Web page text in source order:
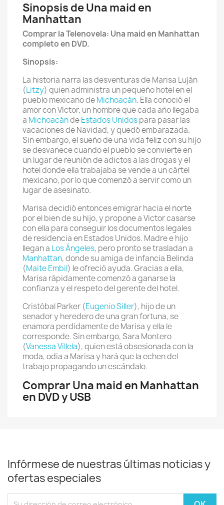
Sinopsis de Una maid en
Manhattan
Comprar la Telenovela: Una maid en Manhattan
completo en DVD.
Sinopsis:
La historia narra las desventuras de Marisa Luján
(Litzy) quien administra un pequeño hotel en el
pueblo mexicano deMichoacán. Ella conoció el
amor con Víctor, un hombre que cada año llegaba
a MichoacándeEstados Unidospara pasar las
vacaciones de Navidad, y quedó embarazada.
Sin embargo, el sueño de una vida feliz con su hijo
se desvanece cuando el pueblo se convierte en
un lugar de reunión de adictos a las drogas y el
hotel donde ella trabajaba se vende a un cártel
mexicano, por lo que comenzó a servir como un
lugar de asesinato.
Marisa decidió entonces emigrar hacia el norte
por el bien de su hijo, y propone a Victor casarse
con ella para conseguir los documentos legales
de residencia en Estados Unidos. Madre e hijo
llegan a Los Ángeles, pero pronto se trasladan a
Manhattan, donde su amiga de infancia Belinda
(Maite Embil) le ofreció ayuda. Gracias a ella,
Marisa rápidamente comenzó a ganarse la
confianza y el respeto del gerente del hotel.
Cristóbal Parker (Eugenio Siller), hijo de un
senador y heredero de una gran fortuna, se
enamora perdidamente de Marisa y ella le
corresponde. Sin embargo, Sara Montero
(Vanessa Villela), quien está obsesionada con la
moda, odia a Marisa y hará que la echen del
trabajo propagando un escándalo.
Comprar Una maid en Manhattan
en DVD y USB
Infórmese de nuestras últimas noticias y
ofertas especiales